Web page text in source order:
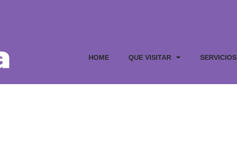
HOME QUE VISITAR SERVICIOS